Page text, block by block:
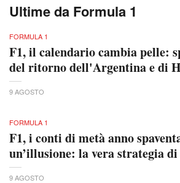
Ultime da Formula 1
FORMULA 1
F1, il calendario cambia pelle:
del ritorno dell'Argentina e di
9 AGOSTO
FORMULA 1
F1, i conti di metà anno
un’illusione: la vera strategia
9 AGOSTO